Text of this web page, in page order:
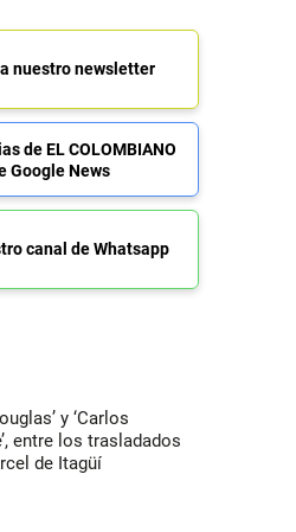
nuestro newsletter
de EL COLOMBIANO
Google News
canal de Whatsapp
y ‘Carlos
entre los trasladados
de Itagüí